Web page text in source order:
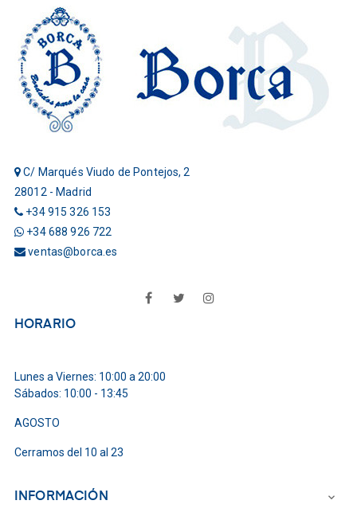
C/ Marqués Viudo de Pontejos, 2
28012 - Madrid
+34 915 326 153
+34 688 926 722
ventas@borca.es
FacebookTwitter
HORARIO
Lunes a Viernes: 10:00 a 20:00
Sábados: 10:00 - 13:45
AGOSTO
Cerramos del 10 al 23
INFORMACIÓN 